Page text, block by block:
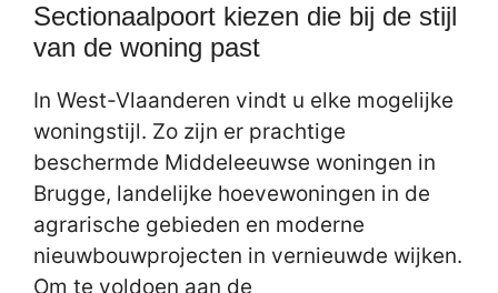
Sectionaalpoort kiezen die bij de stijl
van de woning past
In West-Vlaanderen vindt u elke mogelijke
woningstijl. Zo zijn er prachtige
beschermde Middeleeuwse woningen in
Brugge, landelijke hoevewoningen in de
agrarische gebieden en moderne
nieuwbouwprojecten in vernieuwde wijken.
Om te voldoen aan de